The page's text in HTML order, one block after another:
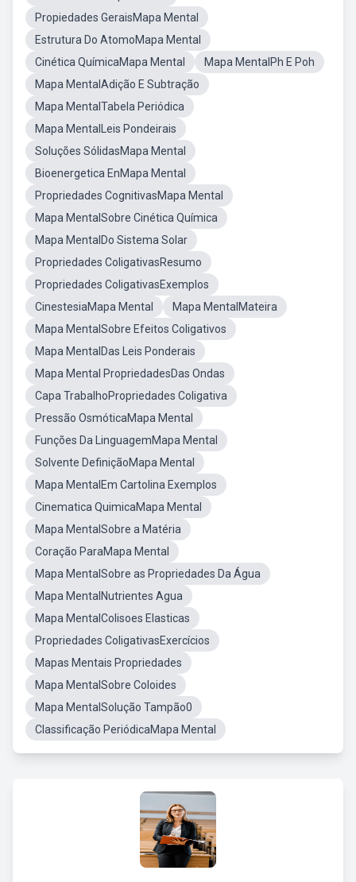
Propiedades GeraisMapa Mental
Estrutura Do AtomoMapa Mental
Cinética QuímicaMapa Mental
Mapa MentalPh E Poh
Mapa MentalAdição E Subtração
Mapa MentalTabela Periódica
Mapa MentalLeis Pondeirais
Soluções SólidasMapa Mental
Bioenergetica EnMapa Mental
Propriedades CognitivasMapa Mental
Mapa MentalSobre Cinética Química
Mapa MentalDo Sistema Solar
Propriedades ColigativasResumo
Propriedades ColigativasExemplos
CinestesiaMapa Mental
Mapa MentalMateira
Mapa MentalSobre Efeitos Coligativos
Mapa MentalDas Leis Ponderais
Mapa Mental PropriedadesDas Ondas
Capa TrabalhoPropriedades Coligativa
Pressão OsmóticaMapa Mental
Funções Da LinguagemMapa Mental
Solvente DefiniçãoMapa Mental
Mapa MentalEm Cartolina Exemplos
Cinematica QuimicaMapa Mental
Mapa MentalSobre a Matéria
Coração ParaMapa Mental
Mapa MentalSobre as Propriedades Da Água
Mapa MentalNutrientes Agua
Mapa MentalColisoes Elasticas
Propriedades ColigativasExercícios
Mapas Mentais Propriedades
Mapa MentalSobre Coloides
Mapa MentalSolução Tampão0
Classificação PeriódicaMapa Mental